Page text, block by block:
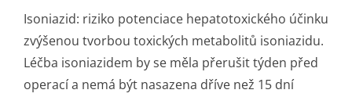
Isoniazid: riziko potenciace hepatotoxického účinku
zvýšenou tvorbou toxických metabolitů isoniazidu.
Léčba isoniazidem by se měla přerušit týden před
operací a nemá být nasazena dříve než 15 dní